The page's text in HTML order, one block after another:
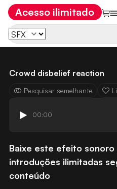
Acesso ilimitado
Crowd disbelief reaction
Pesquisar semelhante
00:00
Baixe este efeito
introduções ilimitadas
conteúdo